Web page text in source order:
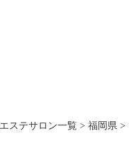
ステサロン一覧 > 福岡県 >